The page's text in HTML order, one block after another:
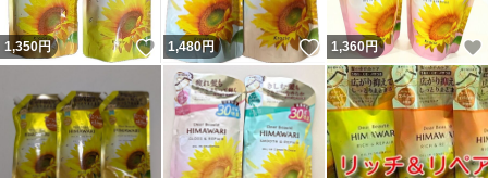
1,350円 いいね！
1,480円 いいね！
1,360円